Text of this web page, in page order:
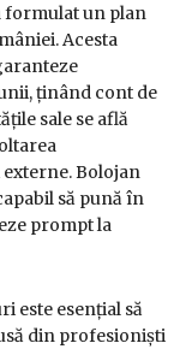
formulat un plan
Acesta
ținând cont de
sale se află
Bolojan
să pună în
prompt la
este esențial să
din profesioniști